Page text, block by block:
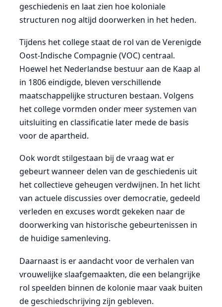
geschiedenis en laat zien hoe koloniale
structuren nog altijd doorwerken in het heden.
Tijdens het college staat de rol van de Verenigde
Oost-Indische Compagnie (VOC) centraal.
Hoewel het Nederlandse bestuur aan de Kaap al
in 1806 eindigde, bleven verschillende
maatschappelijke structuren bestaan. Volgens
het college vormden onder meer systemen van
uitsluiting en classificatie later mede de basis
voor de apartheid.
Ook wordt stilgestaan bij de vraag wat er
gebeurt wanneer delen van de geschiedenis uit
het collectieve geheugen verdwijnen. In het licht
van actuele discussies over democratie, gedeeld
verleden en excuses wordt gekeken naar de
doorwerking van historische gebeurtenissen in
de huidige samenleving.
Daarnaast is er aandacht voor de verhalen van
vrouwelijke slaafgemaakten, die een belangrijke
rol speelden binnen de kolonie maar vaak buiten
de geschiedschrijving zijn gebleven.